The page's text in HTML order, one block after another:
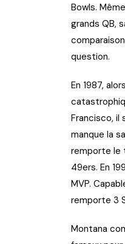
Bowls.
grands QB,
question.
En 1987,
Francisco, il
manque la
remporte le
49ers. En
MVP.
remporte 3
Montana